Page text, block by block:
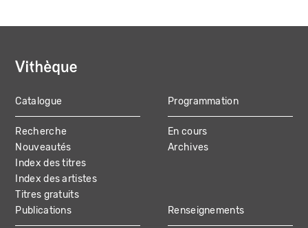
MAIN
NAVIGATION
Catalogue
Recherche
Nouveautés
Index des titres
Index des artistes
Titres gratuits
Programmation
En cours
Archives
Publications Renseignements